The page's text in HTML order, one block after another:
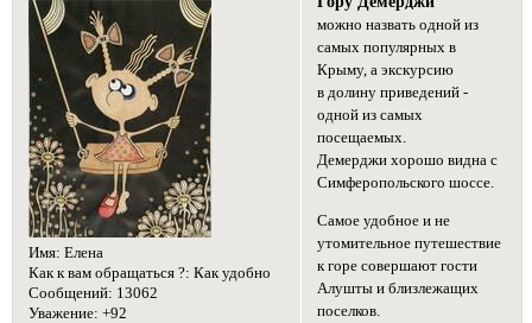
Имя: Елена
Как к вам обращаться ?: Как удобно
Сообщений: 13062
Уважение: +92
можно назвать одной из
самых популярных в
Крыму, а экскурсию
в долину приведений -
одной из самых
посещаемых.
Демерджи хорошо видна с
Симферопольского шоссе.
Самое удобное и не
утомительное путешествие
к горе совершают гости
Алушты и близлежащих
поселков.